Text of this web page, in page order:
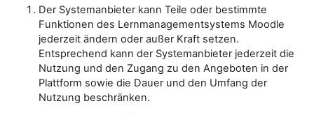
Der Systemanbieter kann Teile oder bestimmte
Funktionen des Lernmanagementsystems Moodle
jederzeit ändern oder außer Kraft setzen.
Entsprechend kann der Systemanbieter jederzeit die
Nutzung und den Zugang zu den Angeboten in der
Plattform sowie die Dauer und den Umfang der
Nutzung beschränken.